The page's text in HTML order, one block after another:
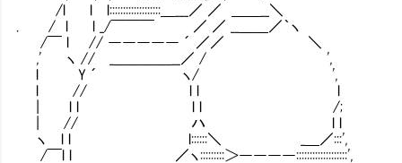
/l l l:::::::::::::::::::＿___／ ／ ＿＿__＼
. / l l _/￣￣￣ ／ ／ __＿＿／｀ヽ
/￣ l // ――――― ´ ／／ ＼
,' ヽ // _＿＿＿＿__／ / ',
l Y ´ ヽ/ ',
l // l l l
| l l l l /;
| // ハ l l
ヽ l l l::::::＼ _＿／:::',
/￣l l ／ヽ:::::::::＞――――:::::::::::::::::::',